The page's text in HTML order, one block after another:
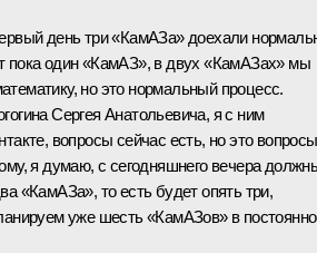
день три «КамАЗа» доехали
пока один «КамАЗ», в двух «КамАЗах» мы
но это нормальный процесс.
Сергея Анатольевича, я с ним
вопросы сейчас есть, но это вопросы
я думаю, с сегодняшнего вечера
«КамАЗа», то есть будет опять три,
уже шесть «КамАЗов» в